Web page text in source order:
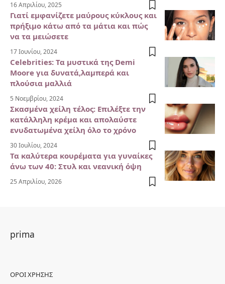
16 Απριλίου, 2025
Γιατί εμφανίζετε μαύρους κύκλους και
πρήξιμο κάτω από τα μάτια και πώς
να τα μειώσετε
17 Ιουνίου, 2024
Celebrities: Τα μυστικά της Demi
Moore για δυνατά,λαμπερά και
πλούσια μαλλιά
5 Νοεμβρίου, 2024
Σκασμένα χείλη τέλος: Επιλέξτε την
κατάλληλη κρέμα και απολαύστε
ενυδατωμένα χείλη όλο το χρόνο
30 Ιουλίου, 2024
Τα καλύτερα κουρέματα για γυναίκες
άνω των 40: Στυλ και νεανική όψη
25 Απριλίου, 2026
prima
ΌΡΟΙ ΧΡΉΣΗΣ